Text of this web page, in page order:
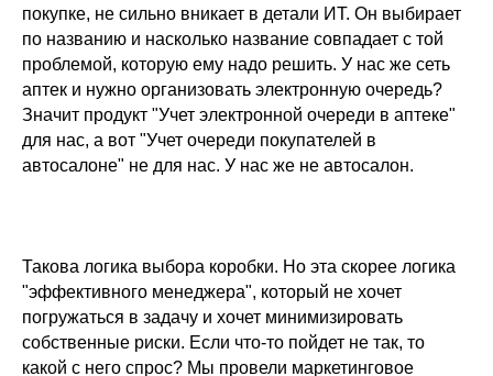
покупке, не сильно вникает в детали ИТ. Он выбирает
по названию и насколько название совпадает с той
проблемой, которую ему надо решить. У нас же сеть
аптек и нужно организовать электронную очередь?
Значит продукт "Учет электронной очереди в аптеке"
для нас, а вот "Учет очереди покупателей в
автосалоне" не для нас. У нас же не автосалон.
Такова логика выбора коробки. Но эта скорее логика
"эффективного менеджера", который не хочет
погружаться в задачу и хочет минимизировать
собственные риски. Если что-то пойдет не так, то
какой с него спрос? Мы провели маркетинговое